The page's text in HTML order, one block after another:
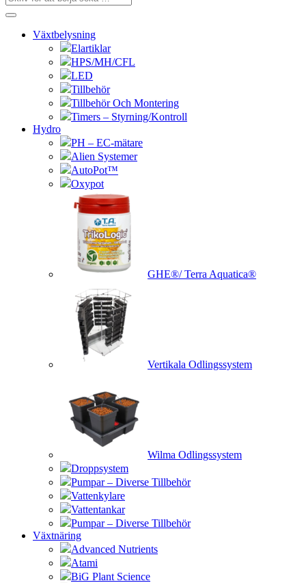
Växtbelysning
Elartiklar
HPS/MH/CFL
LED
Tillbehör
Tillbehör Och Montering
Timers – Styrning/Kontroll
Hydro
PH – EC-mätare
Alien Systemer
AutoPot™
Oxypot
GHE®/ Terra Aquatica®
Vertikala Odlingssystem
Wilma Odlingssystem
Droppsystem
Pumpar – Diverse Tillbehör
Vattenkylare
Vattentankar
Pumpar – Diverse Tillbehör
Växtnäring
Advanced Nutrients
Atami
BiG Plant Science